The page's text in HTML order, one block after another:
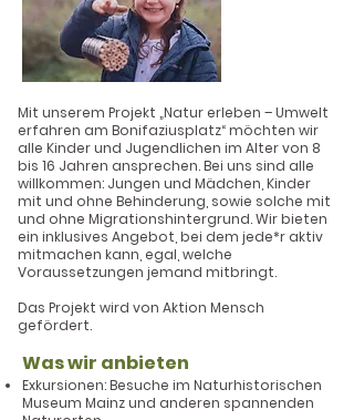
Mit unserem Projekt „Natur erleben – Umwelt
erfahren am Bonifaziusplatz“ möchten wir
alle Kinder und Jugendlichen im Alter von 8
bis 16 Jahren ansprechen. Bei uns sind alle
willkommen: Jungen und Mädchen, Kinder
mit und ohne Behinderung, sowie solche mit
und ohne Migrationshintergrund. Wir bieten
ein inklusives Angebot, bei dem jede*r aktiv
mitmachen kann, egal, welche
Voraussetzungen jemand mitbringt.
Das Projekt wird von Aktion Mensch
gefördert.
Was wir anbieten
Exkursionen: Besuche im Naturhistorischen
Museum Mainz und anderen spannenden